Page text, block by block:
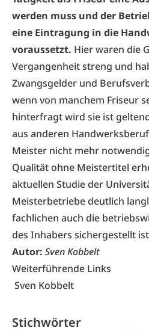
werden muss und der
eine Eintragung in die
voraussetzt. Hier waren die
Vergangenheit streng und
Zwangsgelder und
wenn von manchem Friseur
hinterfragt wird sie ist
aus anderen
Meister nicht mehr
Qualität ohne Meistertitel
aktuellen Studie der
Meisterbetriebe deutlich
fachlichen auch die
des Inhabers sichergestellt
Autor: Sven Kobbelt
Weiterführende Links
Sven Kobbelt
Stichwörter